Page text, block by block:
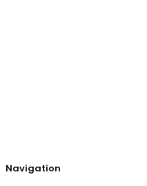
Navigation